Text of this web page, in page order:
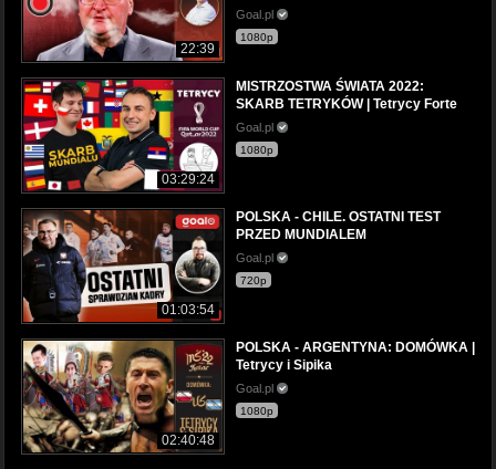
22:39
Goal.pl
1080p
03:29:24
MISTRZOSTWA ŚWIATA 2022:
SKARB TETRYKÓW | Tetrycy Forte
Goal.pl
1080p
01:03:54
POLSKA - CHILE. OSTATNI TEST
PRZED MUNDIALEM
Goal.pl
720p
02:40:48
POLSKA - ARGENTYNA: DOMÓWKA |
Tetrycy i Sipika
Goal.pl
1080p